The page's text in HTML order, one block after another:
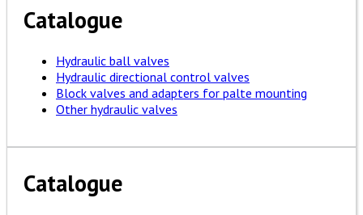
Catalogue
Hydraulic ball valves
Hydraulic directional control valves
Block valves and adapters for palte mounting
Other hydraulic valves
Catalogue